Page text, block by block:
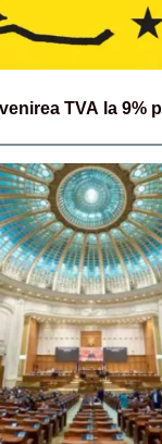
TVA la 9%